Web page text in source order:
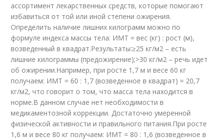
ассортимент лекарственных средств, которые помогают
избавиться от той или иной степени ожирения.
Определить наличие лишних килограмм можно по
формуле индекса массы тела: ИМТ = вес (кг) : рост (м),
возведенный в квадрат.Результаты:≥25 кг/м2 – есть
лишние килограммы (предожирение);>30 кг/м2 – речь идет
об ожирении.Например, при росте 1,7 м и весе 60 кг
получаем: ИМТ = 60 : 1,7 (возведенное в квадрат) = 20,7
кг/м2, что говорит о том, что масса тела находится в
норме.В данном случае нет необходимости в
медикаментозной коррекции. Достаточно умеренной
физической активности и правильного питания.При росте
1,6 м и весе 80 кг получаем: ИМТ = 80 : 1,6 (возведенное в